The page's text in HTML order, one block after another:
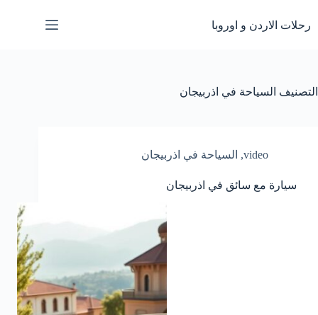
المحتوى
رحلات الاردن و اوروبا
التصنيف السياحة في اذربيجان
video
, السياحة في اذربيجان
سيارة مع سائق في اذربيجان